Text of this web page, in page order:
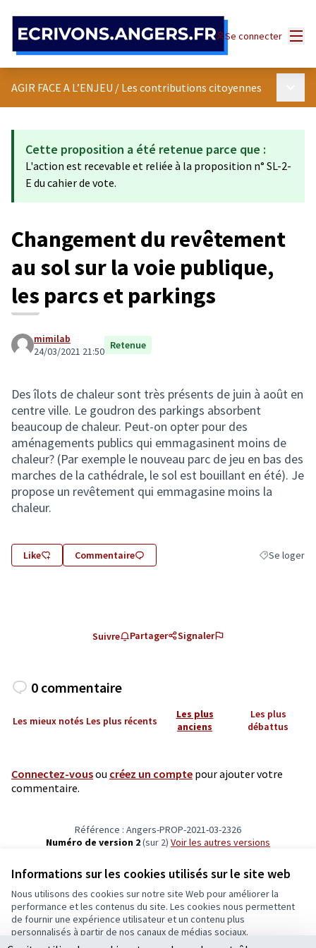
Informations sur les cookies utilisés sur le site web
Nous utilisons des cookies sur notre site Web pour améliorer la
performance et les contenus du site. Les cookies nous permettent
de fournir une expérience utilisateur et un contenu plus
personnalisés à partir de nos canaux de médias sociaux.
Se connecter
AGIR FACE A L’ENJEU / Les contributions citoyennes
Cette proposition a été retenue parce que :
L'action est recevable et reliée à la proposition n° SL-2-
E du cahier de vote.
Changement du revêtement
au sol sur la voie publique,
les parcs et parkings
mimilab
24/03/2021 21:50 Retenue
Des îlots de chaleur sont très présents de juin à août en
centre ville. Le goudron des parkings absorbent
beaucoup de chaleur. Peut-on opter pour des
aménagements publics qui emmagasinent moins de
chaleur? (Par exemple le nouveau parc de jeu en bas des
marches de la cathédrale, le sol est bouillant en été). Je
propose un revêtement qui emmagasine moins la
chaleur.
Like Commentaire Filtrer les
Se loger
Suivre Partager Signaler
0 commentaire
Les mieux notés Les plus récents
Les plus
anciens
Les plus
débattus
Connectez-vousou créez un compte pour ajouter votre
commentaire.
Référence : Angers-PROP-2021-03-2326
Numéro de version 2(sur 2)
voir les autres versions
Conditions d'utilisation
Paramètres des cookies
Ecrivons Angers sur X
(Lien externe)
Ecrivons Angers sur Facebook
(Lien externe)